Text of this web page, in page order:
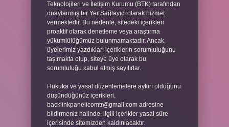
Teknolojileri ve İletişim Kurumu (BTK) tarafından
onaylanmış bir Yer Sağlayıcı olarak hizmet
vermektedir. Bu nedenle, sitedeki içerikleri
proaktif olarak denetleme veya araştırma
yükümlülüğümüz bulunmamaktadır. Ancak,
üyelerimiz yazdıkları içeriklerin sorumluluğunu
taşımakta olup, siteye üye olarak bu
sorumluluğu kabul etmiş sayılırlar.
Hukuka ve yasal düzenlemelere aykırı olduğunu
düşündüğünüz içerikleri,
backlinkpanelicomtr@gmail.com adresine
bildirmeniz halinde, ilgili içerikler yasal süre
içerisinde sitemizden kaldırılacaktır.